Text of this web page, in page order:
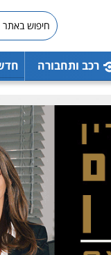
רכב ותחבורה